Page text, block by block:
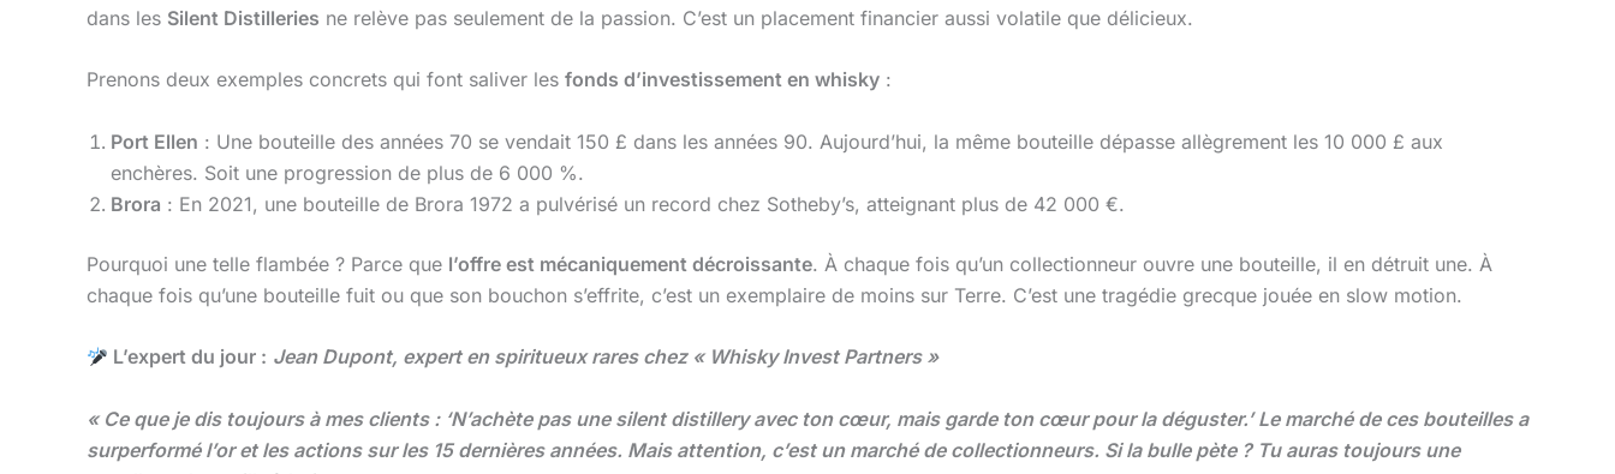
dans les Silent Distilleries ne relève pas seulement de la passion. C’est un placement financier aussi volatile que délicieux.
Prenons deux exemples concrets qui font saliver les fonds d’investissement en whisky :
Port Ellen : Une bouteille des années 70 se vendait 150 £ dans les années 90. Aujourd’hui, la même bouteille dépasse allègrement les 10 000 £ aux
enchères. Soit une progression de plus de 6 000 %.
Brora : En 2021, une bouteille de Brora 1972 a pulvérisé un record chez Sotheby’s, atteignant plus de 42 000 €.
Pourquoi une telle flambée ? Parce que l’offre est mécaniquement décroissante. À chaque fois qu’un collectionneur ouvre une bouteille, il en détruit une. À
chaque fois qu’une bouteille fuit ou que son bouchon s’effrite, c’est un exemplaire de moins sur Terre. C’est une tragédie grecque jouée en slow motion.
L’expert du jour : Jean Dupont, expert en spiritueux rares chez « Whisky Invest Partners »
« Ce que je dis toujours à mes clients : ‘N’achète pas une silent distillery avec ton cœur, mais garde ton cœur pour la déguster.’ Le marché de ces bouteilles a
surperformé l’or et les actions sur les 15 dernières années. Mais attention, c’est un marché de collectionneurs. Si la bulle pète ? Tu auras toujours une